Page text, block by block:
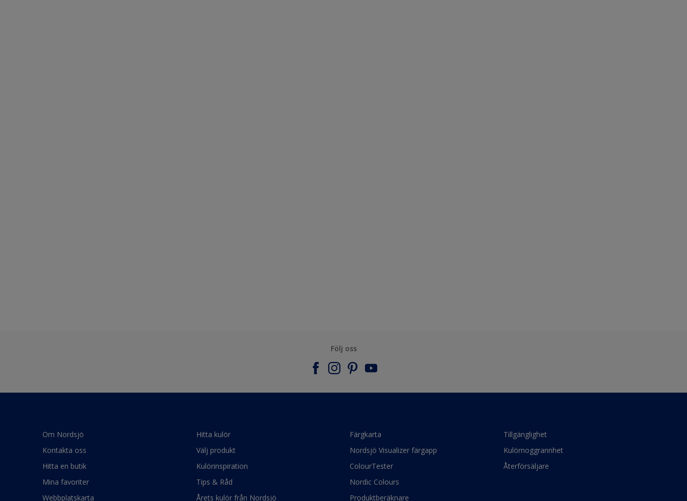
Följ oss
Om Nordsjö
Kontakta oss
Hitta en butik
Mina favoriter
Webbplatskarta
Hitta kulör
Välj produkt
Kulörinspiration
Tips & Råd
Årets kulör från Nordsjö
Färgkarta
Nordsjö Visualizer färgapp
ColourTester
Nordic Colours
Produktberäknare
Tillgänglighet
Kulörnoggrannhet
Återförsäljare